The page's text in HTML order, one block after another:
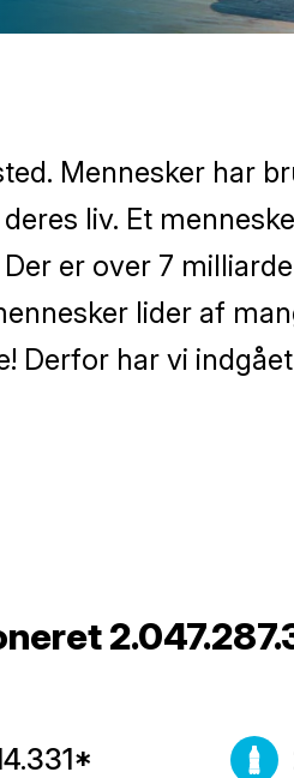
Mennesker har
liv. Et
er over 7
lider af
Derfor har vi